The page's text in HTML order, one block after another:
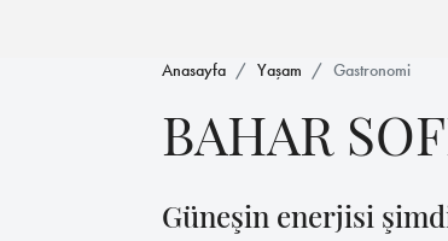
Anasayfa Yaşam Gastronomi
BAHAR
Güneşin enerjisi